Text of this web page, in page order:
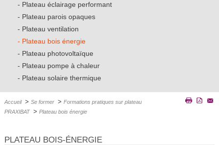
Plateau éclairage performant
Plateau parois opaques
Plateau ventilation
Plateau bois énergie
Plateau photovoltaïque
Plateau pompe à chaleur
Plateau solaire thermique
Accueil > Se former > Formations pratiques sur plateau
PRAXIBAT > Plateau bois énergie
PLATEAU BOIS-ÉNERGIE